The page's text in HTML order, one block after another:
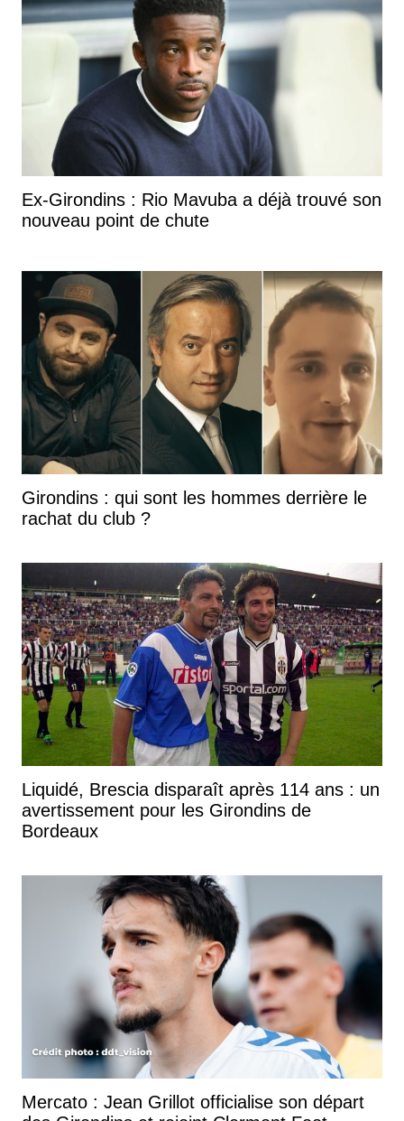
Ex-Girondins : Rio Mavuba a déjà trouvé son
nouveau point de chute
Girondins : qui sont les hommes derrière le
rachat du club ?
Liquidé, Brescia disparaît après 114 ans : un
avertissement pour les Girondins de
Bordeaux
Mercato : Jean Grillot officialise son départ